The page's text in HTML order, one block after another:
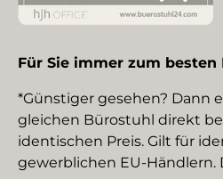
Für Sie immer zum besten
*Günstiger gesehen? Dann
gleichen Bürostuhl direkt
identischen Preis. Gilt für
gewerblichen EU-Händlern.